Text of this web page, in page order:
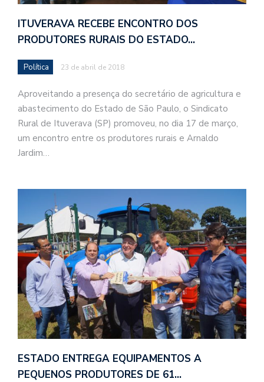
ITUVERAVA RECEBE ENCONTRO DOS
PRODUTORES RURAIS DO ESTADO…
Política 23 de abril de 2018
Aproveitando a presença do secretário de agricultura e
abastecimento do Estado de São Paulo, o Sindicato
Rural de Ituverava (SP) promoveu, no dia 17 de março,
um encontro entre os produtores rurais e Arnaldo
Jardim…
ESTADO ENTREGA EQUIPAMENTOS A
PEQUENOS PRODUTORES DE 61…